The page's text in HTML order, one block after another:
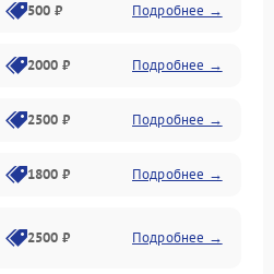
500 ₽ Подробнее →
2000 ₽ Подробнее →
2500 ₽ Подробнее →
1800 ₽ Подробнее →
2500 ₽ Подробнее →